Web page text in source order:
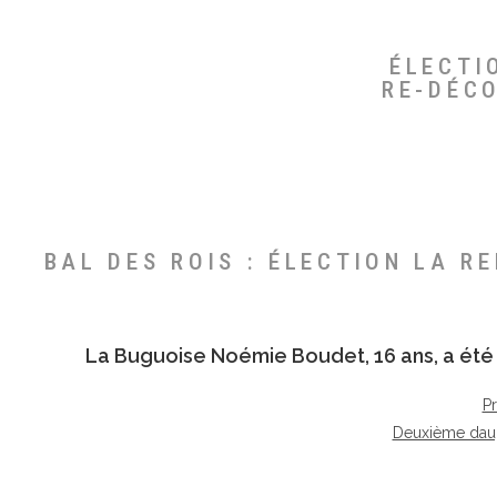
RE-
BAL DES ROIS : ÉLECTION LA
La Buguoise Noémie Boudet, 16 ans, a
Deuxième